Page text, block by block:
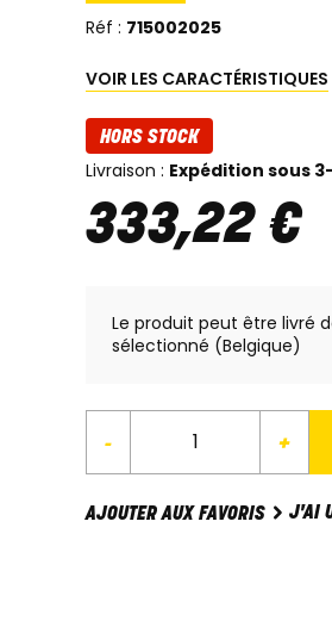
Réf : 715002025
VOIR LES CARACTÉRISTIQUES
HORS STOCK
Livraison : Expédition sous
333,22 €
Le produit peut être livré
sélectionné (Belgique)
- +
AJOUTER AUX FAVORIS J'AI